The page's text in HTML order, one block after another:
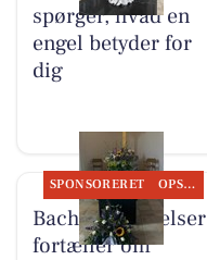
spørger, hvad en
engel betyder for
dig
SPONSORERET OPSLAGSTAVLEN
Bachs Begravelser
fortæller om